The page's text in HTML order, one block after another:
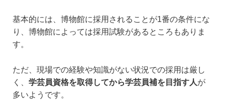
基本的には、博物館に採用されることが1番の条件にな
り、博物館によっては採用試験があるところもありま
す。
ただ、現場での経験や知識がない状況での採用は厳し
く、 学芸員資格を取得してから学芸員補を目指す人が
多いようです。